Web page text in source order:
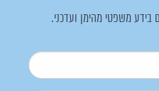
בידע משפטי מהימן ועדכני.